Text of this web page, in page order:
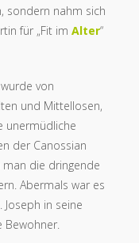
sondern nahm sich
für „Fit im Alter“
von
und Mittellosen,
unermüdliche
der Canossian
man die dringende
Abermals war es
in seine
Bewohner.